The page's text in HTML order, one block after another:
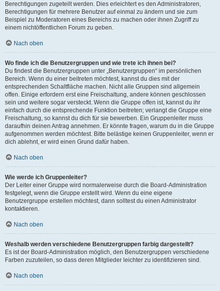
Berechtigungen zugeteilt werden. Dies erleichtert es den Administratoren,
Berechtigungen für mehrere Benutzer auf einmal zu ändern und sie zum
Beispiel zu Moderatoren eines Bereichs zu machen oder ihnen Zugriff zu
einem nichtöffentlichen Forum zu geben.
Nach oben
Wo finde ich die Benutzergruppen und wie trete ich ihnen bei?
Du findest die Benutzergruppen unter „Benutzergruppen“ im persönlichen
Bereich. Wenn du einer beitreten möchtest, kannst du dies mit der
entsprechenden Schaltfläche machen. Nicht alle Gruppen sind allgemein
offen. Einige erfordern erst eine Freischaltung, andere können geschlossen
sein und weitere sogar versteckt. Wenn die Gruppe offen ist, kannst du ihr
einfach durch die entsprechende Funktion beitreten; verlangt die Gruppe eine
Freischaltung, so kannst du dich für sie bewerben. Ein Gruppenleiter muss
daraufhin deinen Antrag annehmen. Er könnte fragen, warum du in die Gruppe
aufgenommen werden möchtest. Bitte belästige keinen Gruppenleiter, wenn er
dich ablehnt, er wird einen Grund dafür haben.
Nach oben
Wie werde ich Gruppenleiter?
Der Leiter einer Gruppe wird normalerweise durch die Board-Administration
festgelegt, wenn die Gruppe erstellt wird. Wenn du eine eigene
Benutzergruppe erstellen möchtest, dann solltest du einen Administrator
kontaktieren.
Nach oben
Weshalb werden verschiedene Benutzergruppen farbig dargestellt?
Es ist der Board-Administration möglich, den Benutzergruppen verschiedene
Farben zuzuteilen, so dass deren Mitglieder leichter zu identifizieren sind.
Nach oben